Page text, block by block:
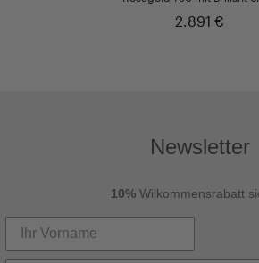
2.891 €
Newsletter
10% Wilkommensrabatt